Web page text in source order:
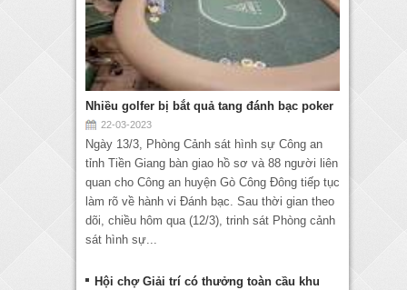
Nhiều golfer bị bắt quả tang đánh bạc poker
22-03-2023
Ngày 13/3, Phòng Cảnh sát hình sự Công an
tỉnh Tiền Giang bàn giao hồ sơ và 88 người liên
quan cho Công an huyện Gò Công Đông tiếp tục
làm rõ về hành vi Đánh bạc. Sau thời gian theo
dõi, chiều hôm qua (12/3), trinh sát Phòng cảnh
sát hình sự...
Hội chợ Giải trí có thưởng toàn cầu khu